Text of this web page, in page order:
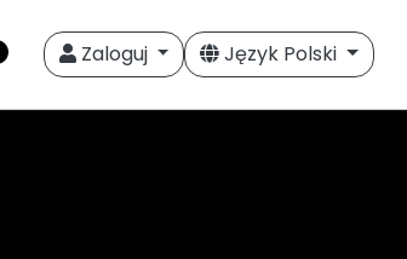
Zaloguj Język Polski